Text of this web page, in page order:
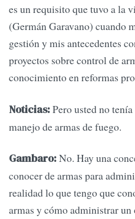
es un requisito que tuvo a la
(Germán Garavano) cuando
gestión y mis antecedentes
proyectos sobre control de
conocimiento en reformas
Noticias:Pero usted no
manejo de armas de fuego.
Gambaro:No. Hay una
conocer de armas para
realidad lo que tengo que
armas y cómo administrar